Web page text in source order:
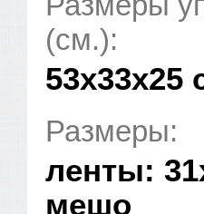
(см.):
53x33x25
Размеры:
ленты:
мешо